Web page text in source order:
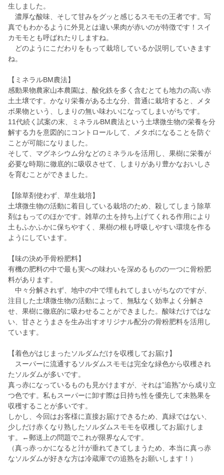
生しました。
濃厚な酸味、そして甘みをグッと感じるスモモの王者です。写
真でもわかるように外見とは違い果肉が赤いのが特徴です！スイ
カモモとも呼ばれたりしますね。
どのようにこだわりをもって栽培しているか説明していきます
ね。
【ミネラルBM農法】
感動果物農家山本農園は、酸化鉄を多く含むとても地力の高い赤
土土壌です。かなり栄養がある土な分、普通に栽培すると、メタ
ボ果物という、しまりの無い味わいになってしまいがちです。
11代続く試案の末、ミネラルBM農法という土壌微生物の栄養を分
解する力を意図的にコントロールして、メタボになることを防ぐ
ことが可能になりました。
そして、マグネシウム分などのミネラルを活用し、果樹に栄養が
必要な時期に徹底的に吸収させて、しまりがあり豊かなおいしさ
を育むことができました。
【除草剤使わず、草生栽培】
土壌微生物の活動に着目している栽培のため、殺してしまう除草
剤はもってのほかです。雑草の土を持ち上げてくれる作用により
土もふかふかに保ちやすく、果樹の根も呼吸しやすい環境を作る
ようにしています。
【味の決め手骨粉肥料】
有機の肥料の中で最も実への味わいを深めるものの一つに骨粉肥
料があります。
中々分解されず、地中の中で埋もれてしまいがちなのですが、
注目した土壌微生物の活動によって、無駄なく効率よく分解さ
せ、果樹に徹底的に吸わせることができました。酸味だけではな
い、甘さとうまさを生み出すオリジナル配分の骨粉肥料を活用し
ています。
【着色がはじまったソルダムだけを収穫してお届け】
スーパーに流通するソルダムスモモは完全な緑色から収穫され
たソルダムが多いです。
真っ赤になっているものも見かけますが、それは”追熟”から成り立
つ色です。私もスーパーに卸す際は日持ち性を優先して未熟果を
収穫することが多いです。
しかし、今回はお客様に直接お届けできるため、真緑ではない、
少しだけ赤くなり熟したソルダムスモモを収穫してお届けしま
す。←郵送上の問題でこれが限界なんです。
（真っ赤っかになると汁が垂れてきてしまうため、本当に真っ赤
なソルダムが好きな方は冷蔵庫での追熟をお願いします！）